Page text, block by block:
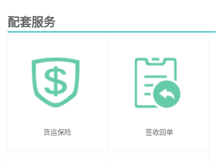
配套服务
货运保险 签收回单